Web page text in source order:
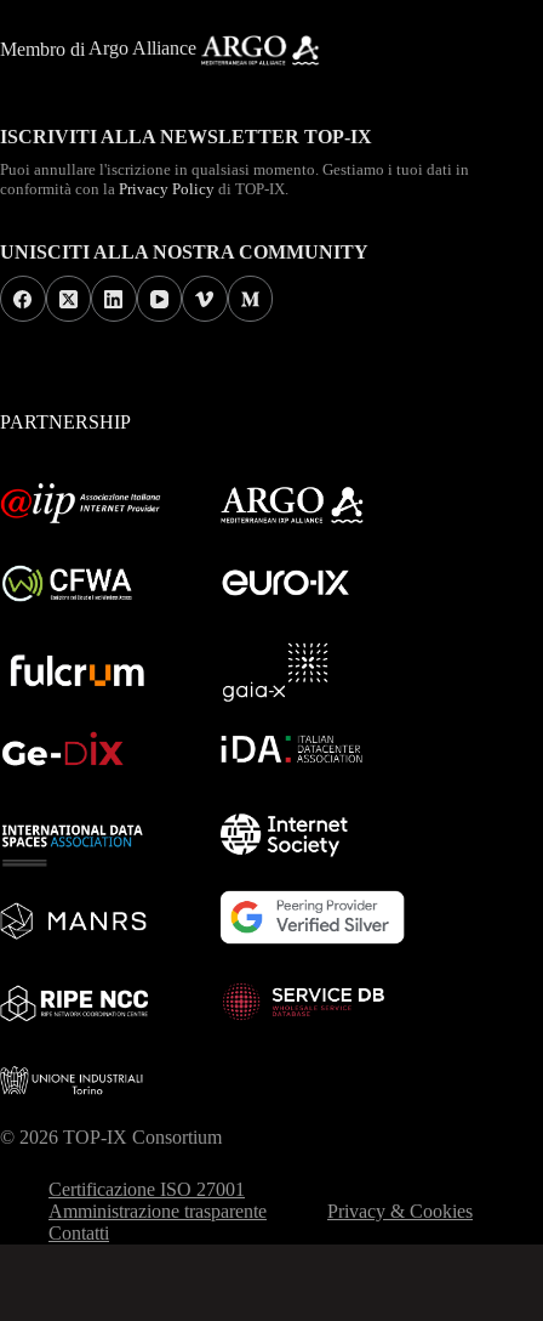
Membro di Argo Alliance
ISCRIVITI ALLA NEWSLETTER TOP-IX
Puoi annullare l'iscrizione in qualsiasi momento. Gestiamo i tuoi dati in
conformità con la Privacy Policy di TOP-IX.
UNISCITI ALLA NOSTRA COMMUNITY
PARTNERSHIP
© 2026 TOP-IX Consortium
Certificazione ISO 27001
Amministrazione trasparente
Privacy & Cookies
Contatti